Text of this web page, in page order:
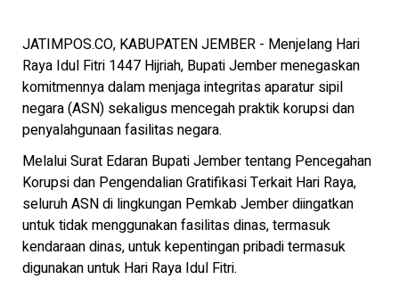
JATIMPOS.CO, KABUPATEN JEMBER - Menjelang Hari
Raya Idul Fitri 1447 Hijriah, Bupati Jember menegaskan
komitmennya dalam menjaga integritas aparatur sipil
negara (ASN) sekaligus mencegah praktik korupsi dan
penyalahgunaan fasilitas negara.
Melalui Surat Edaran Bupati Jember tentang Pencegahan
Korupsi dan Pengendalian Gratifikasi Terkait Hari Raya,
seluruh ASN di lingkungan Pemkab Jember diingatkan
untuk tidak menggunakan fasilitas dinas, termasuk
kendaraan dinas, untuk kepentingan pribadi termasuk
digunakan untuk Hari Raya Idul Fitri.